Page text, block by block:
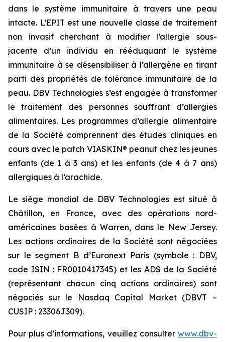
dans le système immunitaire à travers une peau
intacte. L’EPIT est une nouvelle classe de traitement
non invasif cherchant à modifier l’allergie sous-
jacente d’un individu en rééduquant le système
immunitaire à se désensibiliser à l’allergène en tirant
parti des propriétés de tolérance immunitaire de la
peau. DBV Technologies s’est engagée à transformer
le traitement des personnes souffrant d’allergies
alimentaires. Les programmes d’allergie alimentaire
de la Société comprennent des études cliniques en
cours avec le patch VIASKIN® peanut chez les jeunes
enfants (de 1 à 3 ans) et les enfants (de 4 à 7 ans)
allergiques à l’arachide.
Le siège mondial de DBV Technologies est situé à
Châtillon, en France, avec des opérations nord-
américaines basées à Warren, dans le New Jersey.
Les actions ordinaires de la Société sont négociées
sur le segment B d’Euronext Paris (symbole : DBV,
code ISIN : FR0010417345) et les ADS de la Société
(représentant chacun cinq actions ordinaires) sont
négociés sur le Nasdaq Capital Market (DBVT –
CUSIP : 23306J309).
Pour plus d’informations, veuillez consulter www.dbv-